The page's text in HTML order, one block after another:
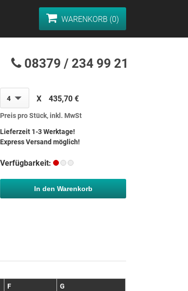
WARENKORB (0)
08379 / 234 99 21
4 X 435,70 €
Preis pro Stück, inkl. MwSt
Lieferzeit 1-3 Werktage!
Express Versand möglich!
Verfügbarkeit:
In den Warenkorb
F G